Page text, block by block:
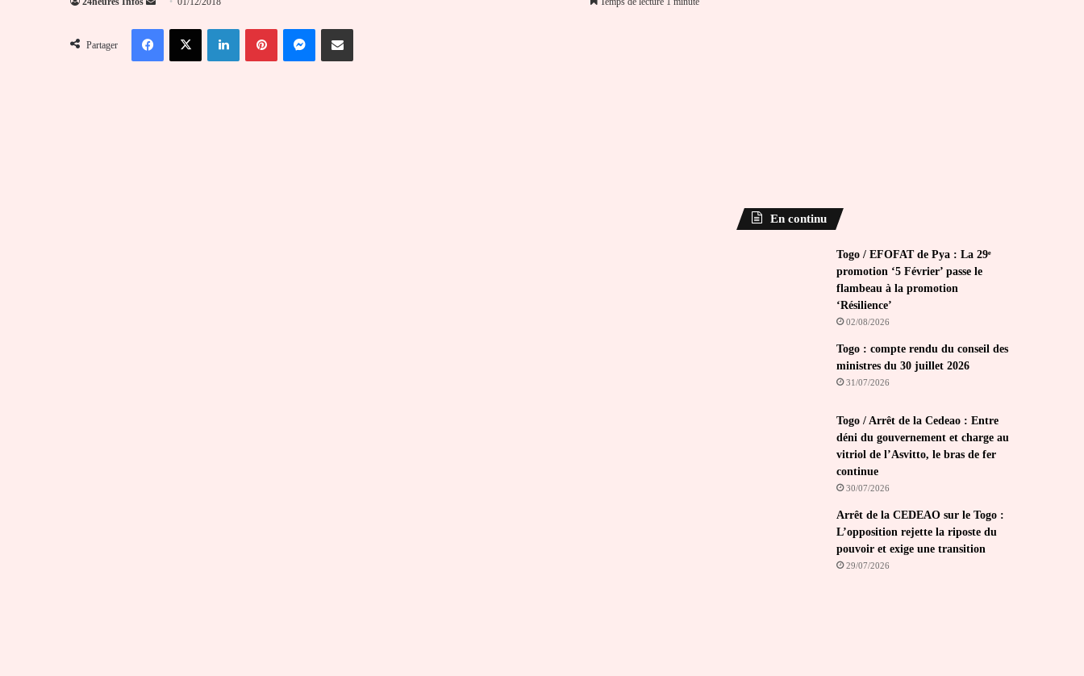
courriel
Partager
FacebookX LinkedinPinterestMessengerPartager par email
En continu
Togo / EFOFAT de Pya : La 29ᵉ
promotion ‘5 Février’ passe le
flambeau à la promotion
‘Résilience’
02/08/2026
Togo : compte rendu du conseil des
ministres du 30 juillet 2026
31/07/2026
Togo / Arrêt de la Cedeao : Entre
déni du gouvernement et charge au
vitriol de l’Asvitto, le bras de fer
continue
30/07/2026
Arrêt de la CEDEAO sur le Togo :
L’opposition rejette la riposte du
pouvoir et exige une transition
29/07/2026